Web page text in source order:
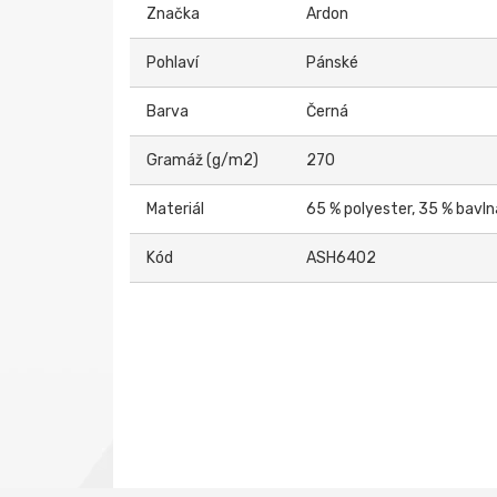
Značka Ardon
Pohlaví Pánské
Barva Černá
Gramáž (g/m2) 270
Materiál 65 % polyester, 35 %
Kód ASH6402